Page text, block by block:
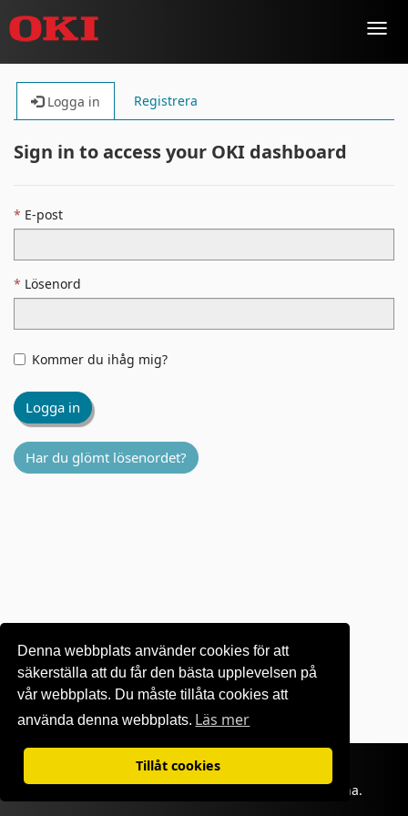
Denna webbplats använder cookies för att
säkerställa att du får den bästa upplevelsen på
vår webbplats. Du måste tillåta cookies att
använda denna webbplats. Läs mer
Tillåt cookies
Logga in Registrera
Sign in to access your OKI dashboard
E-post
Lösenord
Kommer du ihåg mig?
Logga in
Har du glömt lösenordet?
Villkor för användning|Sekretesspolicy
©1995-2026 OKI Europe Ltd. Alla rättigheter förbehållna.